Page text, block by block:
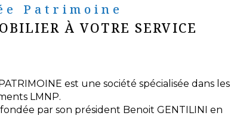
Patrimoine
À VOTRE SERVICE
est une société spécialisée dans les
LMNP.
par son président Benoit GENTILINI en